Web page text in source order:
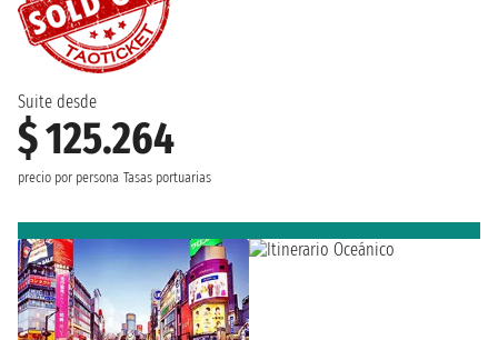
Suite desde
$ 125.264
precio por persona Tasas portuarias